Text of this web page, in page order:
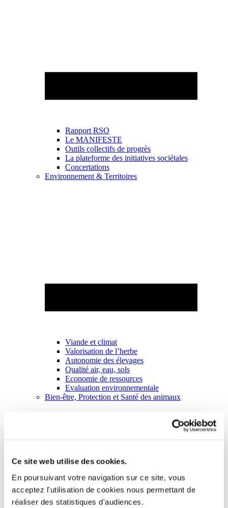
Ce site web utilise des cookies.
En poursuivant votre navigation sur ce site, vous
acceptez l'utilisation de cookies nous permettant de
réaliser des statistiques d'audiences.
Rapport RSO
Le MANIFESTE
Outils collectifs de progrès
La plateforme des initiatives sociétales
Concertations
Environnement & Territoires
Viande et climat
Valorisation de l’herbe
Autonomie des élevages
Qualité air, eau, sols
Economie de ressources
Evaluation environnementale
Bien-être, Protection et Santé des animaux